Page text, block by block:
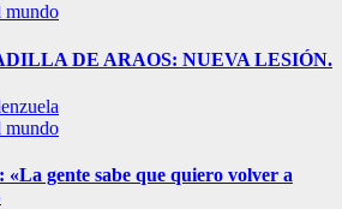
mundo
DE ARAOS: NUEVA LESIÓN.
mundo
«La gente sabe que quiero volver a